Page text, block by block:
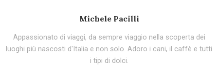
Michele Pacilli
Appassionato di viaggi, da sempre viaggio nella scoperta dei
luoghi più nascosti d'Italia e non solo. Adoro i cani, il caffè e tutti
i tipi di dolci.